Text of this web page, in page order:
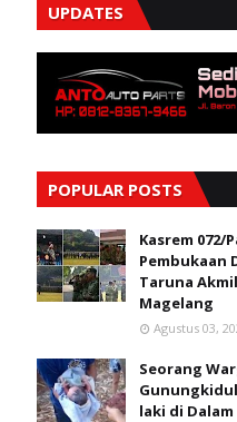
UPDATES
POPULAR POSTS
Kasrem 072/
Taruna
Magelang
Agustus 03,
Seorang
laki di Dalam